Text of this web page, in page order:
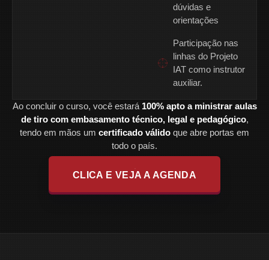
dúvidas e
orientações
Participação nas
linhas do Projeto
IAT como instrutor
auxiliar.
Ao concluir o curso, você estará 100% apto a ministrar aulas
de tiro com embasamento técnico, legal e pedagógico,
tendo em mãos um certificado válido que abre portas em
todo o país.
CLICA E VEJA A AGENDA